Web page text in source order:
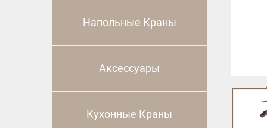
Напольные Краны
Аксессуары
Кухонные Краны